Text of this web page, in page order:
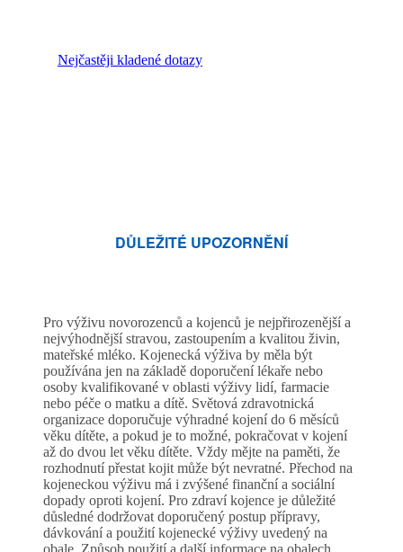
Nejčastěji kladené dotazy
DŮLEŽITÉ UPOZORNĚNÍ
Pro výživu novorozenců a kojenců je nejpřirozenější a
nejvýhodnější stravou, zastoupením a kvalitou živin,
mateřské mléko. Kojenecká výživa by měla být
používána jen na základě doporučení lékaře nebo
osoby kvalifikované v oblasti výživy lidí, farmacie
nebo péče o matku a dítě. Světová zdravotnická
organizace doporučuje výhradné kojení do 6 měsíců
věku dítěte, a pokud je to možné, pokračovat v kojení
až do dvou let věku dítěte. Vždy mějte na paměti, že
rozhodnutí přestat kojit může být nevratné. Přechod na
kojeneckou výživu má i zvýšené finanční a sociální
dopady oproti kojení. Pro zdraví kojence je důležité
důsledné dodržovat doporučený postup přípravy,
dávkování a použití kojenecké výživy uvedený na
obale. Způsob použití a další informace na obalech.